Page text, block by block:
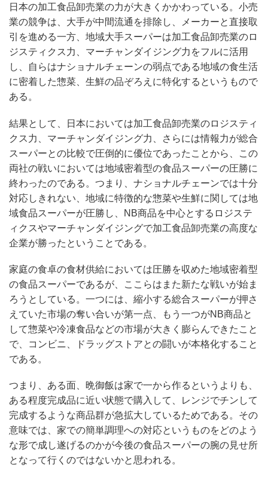
日本の加工食品卸売業の力が大きくかかわっている。小売
業の競争は、大手が中間流通を排除し、メーカーと直接取
引を進める一方、地域大手スーパーは加工食品卸売業のロ
ジスティクス力、マーチャンダイジング力をフルに活用
し、自らはナショナルチェーンの弱点である地域の食生活
に密着した惣菜、生鮮の品ぞろえに特化するというもので
ある。
結果として、日本においては加工食品卸売業のロジスティ
クス力、マーチャンダイジング力、さらには情報力が総合
スーパーとの比較で圧倒的に優位であったことから、この
両社の戦いにおいては地域密着型の食品スーパーの圧勝に
終わったのである。つまり、ナショナルチェーンでは十分
対応しきれない、地域に特徴的な惣菜や生鮮に関しては地
域食品スーパーが圧勝し、NB商品を中心とするロジステ
ィクスやマーチャンダイジングで加工食品卸売業の高度な
企業が勝ったということである。
家庭の食卓の食材供給においては圧勝を収めた地域密着型
の食品スーパーであるが、ここらはまた新たな戦いが始ま
ろうとしている。一つには、縮小する総合スーパーが押さ
えていた市場の奪い合いが第一点、もう一つがNB商品と
して惣菜や冷凍食品などの市場が大きく膨らんできたこと
で、コンビニ、ドラッグストアとの闘いが本格化すること
である。
つまり、ある面、晩御飯は家で一から作るというよりも、
ある程度完成品に近い状態で購入して、レンジでチンして
完成するような商品群が急拡大しているためである。その
意味では、家での簡単調理への対応というものをどのよう
な形で成し遂げるのかが今後の食品スーパーの腕の見せ所
となって行くのではないかと思われる。